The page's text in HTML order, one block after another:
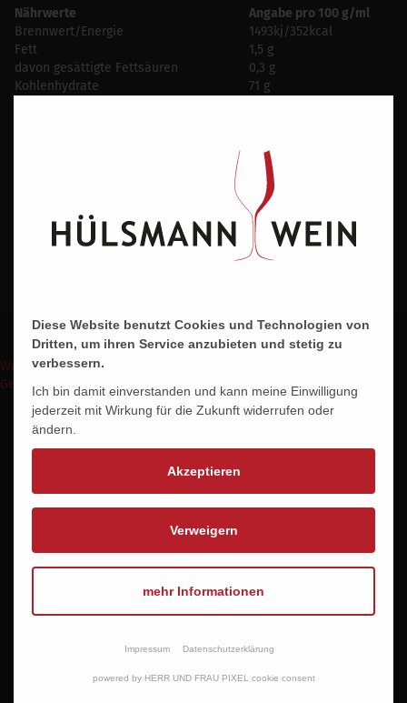
Nährwerte
Angabe pro 100 g/ml
Brennwert/Energie
1493kj/352kcal
Fett
1,5 g
davon gesättigte Fettsäuren
0,3 g
Kohlenhydrate
71 g
3 g
Rustichella D´Abruzzo S.p.A.
PRDOUKT
Bucatini 500g
Weinpakete Weinmomente
Geschenke Express
Newsletter abonnieren
Diese Website benutzt Cookies und Technologien von
Dritten, um ihren Service anzubieten und stetig zu
verbessern.
Ich bin damit einverstanden und kann meine Einwilligung
jederzeit mit Wirkung für die Zukunft widerrufen oder
ändern.
Akzeptieren
Verweigern
mehr Informationen
Impressum Datenschutzerklärung
powered by HERR UND FRAU PIXEL cookie consent